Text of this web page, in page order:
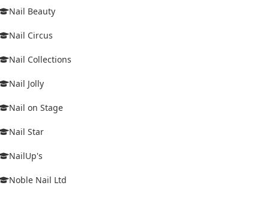
Nail Beauty
Nail Circus
Nail Collections
Nail Jolly
Nail on Stage
Nail Star
NailUp's
Noble Nail Ltd